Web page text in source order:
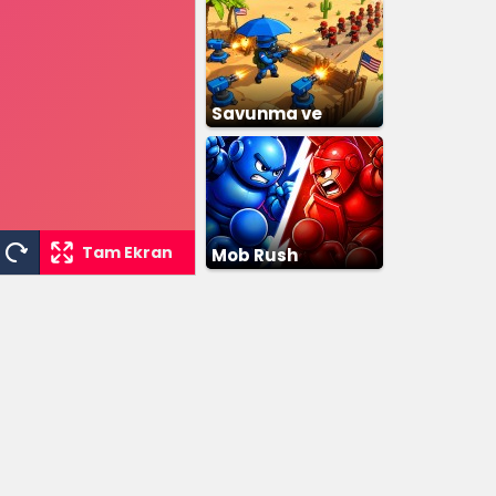
Tam Ekran
Savunma ve
Fethetme
Mob Rush